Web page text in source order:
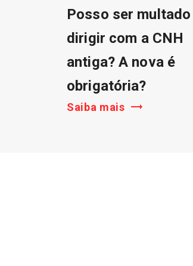
Posso ser
dirigir com a CNH
antiga? A nova é
obrigatória?
Saiba mais